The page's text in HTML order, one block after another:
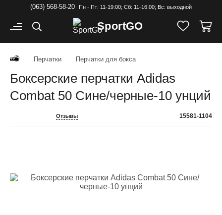
(063) 568-58-20 Пн - Пт: 11-19:00; Cб: 11-16:00; Вс: выходной
SportGO
Перчатки Перчатки для бокса
Боксерские перчатки Adidas
Combat 50 Сине/черные-10 унций
Отзывы 15581-1104